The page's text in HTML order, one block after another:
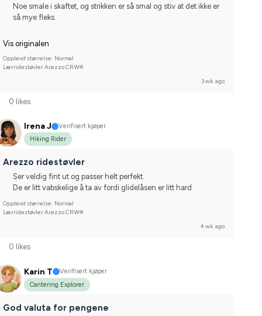
Noe smale i skaftet, og strikken er så smal og stiv at det ikke er
så mye fleks.
Vis originalen
Opplevd størrelse: Normal
Lærridestøvler Arezzo CRW®
3 wk. ago
0 likes
Irena J
Verifisert kjøper
Hiking Rider
Arezzo ridestøvler
Ser veldig fint ut og passer helt perfekt.
De er litt vabskelige å ta av fordi glidelåsen er litt hard
Opplevd størrelse: Normal
Lærridestøvler Arezzo CRW®
4 wk. ago
0 likes
Karin T
Verifisert kjøper
Cantering Explorer
God valuta for pengene